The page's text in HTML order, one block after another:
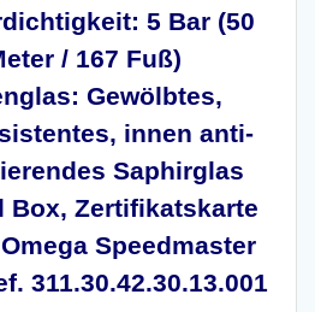
5 Bar (50
/ 167 Fuß)
Gewölbtes,
innen anti-
Saphirglas
Box, Zertifikatskarte
Speedmaster
311.30.42.30.13.001